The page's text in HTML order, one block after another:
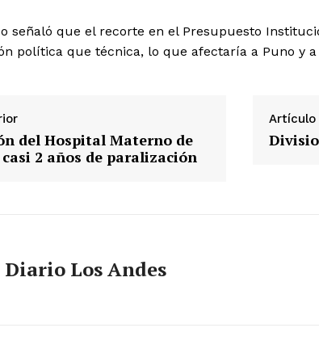
SUSCRIBETE
señaló que el recorte en el Presupuesto
política que técnica, lo que afectaría a Puno y
del Hospital Materno de
2 años de paralización
Artículo
Diario Los Andes